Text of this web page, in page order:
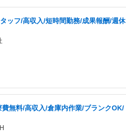
ッフ/高収入/短時間勤務/成果報酬/週休
無料/高収入/倉庫内作業/ブランクOK/